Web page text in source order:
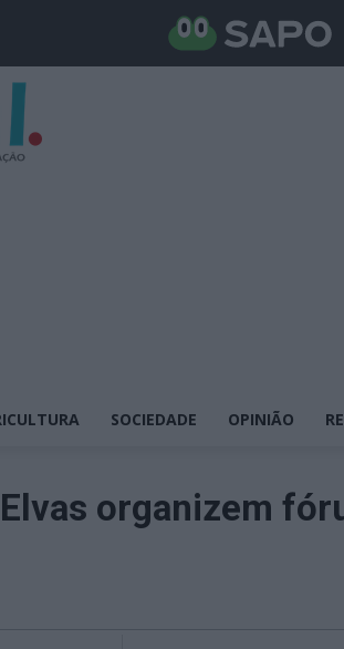
SOCIEDADE OPINIÃO
organizem